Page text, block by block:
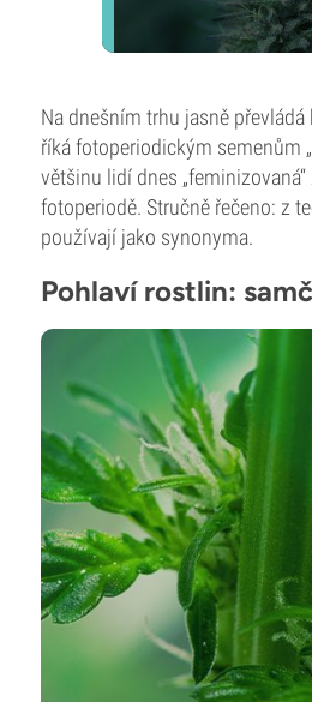
Na dnešním trhu jasně
říká fotoperiodickým semenům
většinu lidí dnes
fotoperiodě. Stručně řečeno: z
používají jako synonyma.
Pohlaví rostlin: